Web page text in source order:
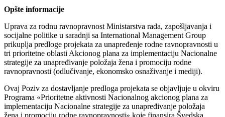
Opšte informacije
Uprava za rodnu ravnopravnost Ministarstva rada, zapošljavanja i
socijalne politike u saradnji sa International Management Group
prikuplja predloge projekata za unapređenje rodne ravnopravnosti u
tri prioritetne oblasti Akcionog plana za implementaciju Nacionalne
strategije za unapređivanje položaja žena i promociju rodne
ravnopravnosti (odlučivanje, ekonomsko osnaživanje i mediji).
Ovaj Poziv za dostavljanje predloga projekata se objavljuje u okviru
Programa «Prioritetne aktivnosti Nacionalnog akcionog plana za
implementaciju Nacionalne strategije za unapređivanje položaja
žena i promociju rodne ravnopravnosti» koje finansira Švedska.